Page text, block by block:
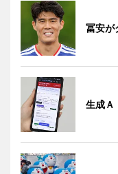
冨安が
生成Ａ